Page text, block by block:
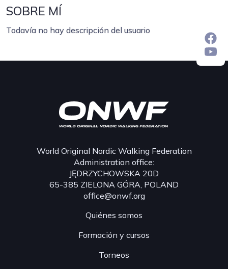
SOBRE MÍ
Todavía no hay descripción del usuario
World Original Nordic Walking Federation
Administration office:
JĘDRZYCHOWSKA 20D
65-385 ZIELONA GÓRA, POLAND
office@onwf.org
Quiénes somos
Formación y cursos
Torneos